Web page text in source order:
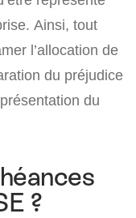
Ainsi, tout
l’allocation de
du préjudice
du
?